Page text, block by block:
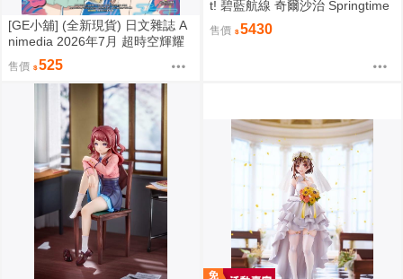
[GE小舖] (全新現貨) 日文雜誌 A
nimedia 2026年7月 超時空輝耀
姬! 刀劍亂舞 魔法姊妹露露特莉
莉 海報
售價 525
t! 碧藍航線 奇爾沙治 Springtime
售價 5430